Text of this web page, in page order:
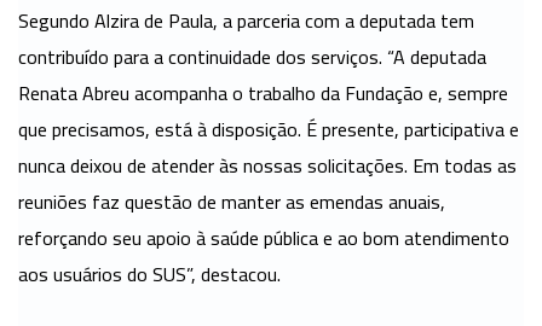
Segundo Alzira de Paula, a parceria com a deputada tem
contribuído para a continuidade dos serviços. “A deputada
Renata Abreu acompanha o trabalho da Fundação e, sempre
que precisamos, está à disposição. É presente, participativa e
nunca deixou de atender às nossas solicitações. Em todas as
reuniões faz questão de manter as emendas anuais,
reforçando seu apoio à saúde pública e ao bom atendimento
aos usuários do SUS”, destacou.